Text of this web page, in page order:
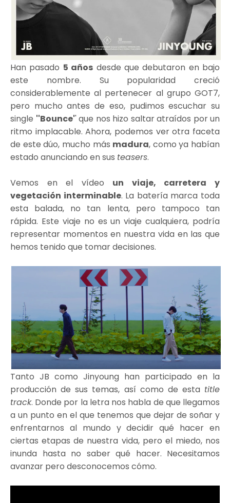
Han pasado 5 años desde que debutaron en bajo
este nombre. Su popularidad creció
considerablemente al pertenecer al grupo GOT7,
pero mucho antes de eso, pudimos escuchar su
single ''Bounce'' que nos hizo saltar atraídos por un
ritmo implacable. Ahora, podemos ver otra faceta
de este dúo, mucho más madura, como ya habían
estado anunciando en sus teasers.
Vemos en el vídeo un viaje, carretera y
vegetación interminable. La batería marca toda
esta balada, no tan lenta, pero tampoco tan
rápida. Este viaje no es un viaje cualquiera, podría
representar momentos en nuestra vida en las que
hemos tenido que tomar decisiones.
Tanto JB como Jinyoung han participado en la
producción de sus temas, así como de esta title
track. Donde por la letra nos habla de que llegamos
a un punto en el que tenemos que dejar de soñar y
enfrentarnos al mundo y decidir qué hacer en
ciertas etapas de nuestra vida, pero el miedo, nos
inunda hasta no saber qué hacer. Necesitamos
avanzar pero desconocemos cómo.